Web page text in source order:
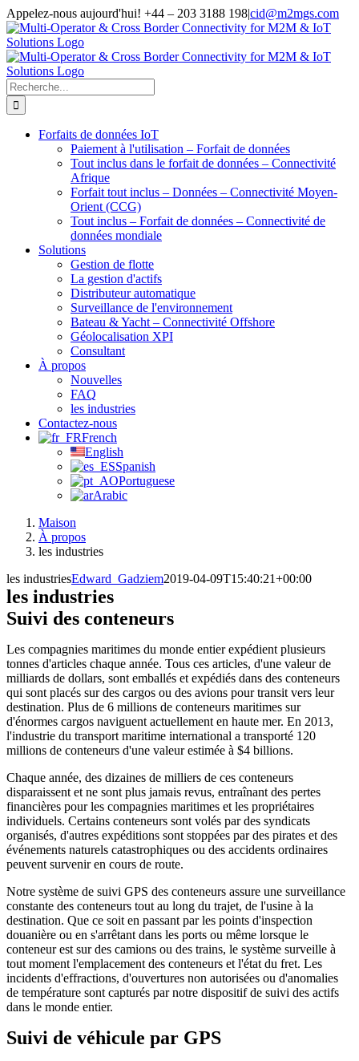
Aller
au
contenu
Appelez-nous aujourd'hui! +44 – 203 3188 198|cid@m2mgs.com
Rechercher:
Forfaits de données IoT
Paiement à l'utilisation – Forfait de données
Tout inclus dans le forfait de données – Connectivité
Afrique
Forfait tout inclus – Données – Connectivité Moyen-
Orient (CCG)
Tout inclus – Forfait de données – Connectivité de
données mondiale
Solutions
Gestion de flotte
La gestion d'actifs
Distributeur automatique
Surveillance de l'environnement
Bateau & Yacht – Connectivité Offshore
Géolocalisation XPI
Consultant
À propos
Nouvelles
FAQ
les industries
Contactez-nous
French
English
Spanish
Portuguese
Arabic
Maison
À propos
les industries
les industriesEdward_Gadziem2019-04-09T15:40:21+00:00
les industries
Suivi des conteneurs
Les compagnies maritimes du monde entier expédient plusieurs
tonnes d'articles chaque année. Tous ces articles, d'une valeur de
milliards de dollars, sont emballés et expédiés dans des conteneurs
qui sont placés sur des cargos ou des avions pour transit vers leur
destination. Plus de 6 millions de conteneurs maritimes sur
d'énormes cargos naviguent actuellement en haute mer. En 2013,
l'industrie du transport maritime international a transporté 120
millions de conteneurs d'une valeur estimée à $4 billions.
Chaque année, des dizaines de milliers de ces conteneurs
disparaissent et ne sont plus jamais revus, entraînant des pertes
financières pour les compagnies maritimes et les propriétaires
individuels. Certains conteneurs sont volés par des syndicats
organisés, d'autres expéditions sont stoppées par des pirates et des
événements naturels catastrophiques ou des accidents ordinaires
peuvent survenir en cours de route.
Notre système de suivi GPS des conteneurs assure une surveillance
constante des conteneurs tout au long du trajet, de l'usine à la
destination. Que ce soit en passant par les points d'inspection
douanière ou en s'arrêtant dans les ports ou même lorsque le
conteneur est sur des camions ou des trains, le système surveille à
tout moment l'emplacement des conteneurs et l'état du fret. Les
incidents d'effractions, d'ouvertures non autorisées ou d'anomalies
de température sont capturés par notre dispositif de suivi des actifs
dans le monde entier.
Suivi de véhicule par GPS